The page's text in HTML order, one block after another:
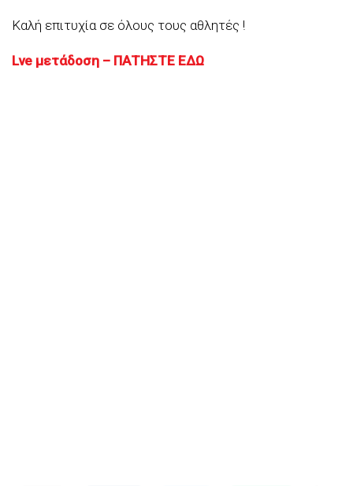
Καλή επιτυχία σε όλους τους αθλητές !
Lve μετάδοση – ΠΑΤΗΣΤΕ ΕΔΩ